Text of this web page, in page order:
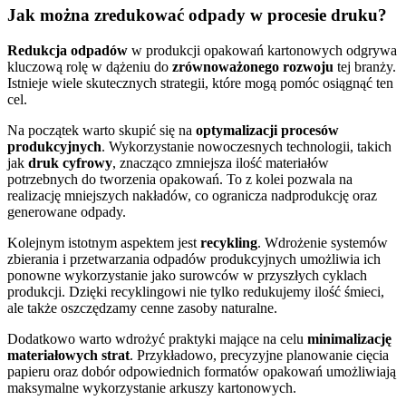
Jak można zredukować odpady w procesie druku?
Redukcja odpadów w produkcji opakowań kartonowych odgrywa
kluczową rolę w dążeniu do zrównoważonego rozwoju tej branży.
Istnieje wiele skutecznych strategii, które mogą pomóc osiągnąć ten
cel.
Na początek warto skupić się na optymalizacji procesów
produkcyjnych. Wykorzystanie nowoczesnych technologii, takich
jak druk cyfrowy, znacząco zmniejsza ilość materiałów
potrzebnych do tworzenia opakowań. To z kolei pozwala na
realizację mniejszych nakładów, co ogranicza nadprodukcję oraz
generowane odpady.
Kolejnym istotnym aspektem jest recykling. Wdrożenie systemów
zbierania i przetwarzania odpadów produkcyjnych umożliwia ich
ponowne wykorzystanie jako surowców w przyszłych cyklach
produkcji. Dzięki recyklingowi nie tylko redukujemy ilość śmieci,
ale także oszczędzamy cenne zasoby naturalne.
Dodatkowo warto wdrożyć praktyki mające na celu minimalizację
materiałowych strat. Przykładowo, precyzyjne planowanie cięcia
papieru oraz dobór odpowiednich formatów opakowań umożliwiają
maksymalne wykorzystanie arkuszy kartonowych.